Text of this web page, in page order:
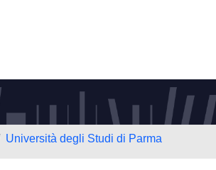
Università degli Studi di Parma